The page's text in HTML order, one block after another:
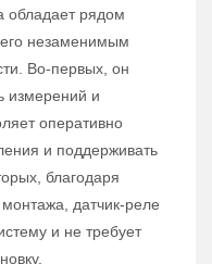
обладает рядом
незаменимым
Во-первых, он
измерений и
оперативно
и поддерживать
благодаря
датчик-реле
и не требует